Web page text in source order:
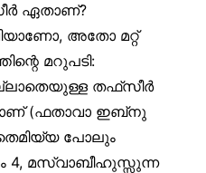
ഏതാണ്?
അതോ മറ്റ്
മറുപടി:
തഫ്‌സീര്‍
(ഫതാവാ ഇബ്‌നു
പോലും
4, മസ്വാബീഹുസ്സുന്ന